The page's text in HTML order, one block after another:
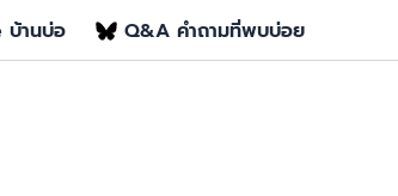
บ้านบ่อ Q&A คำถามที่พบบ่อย